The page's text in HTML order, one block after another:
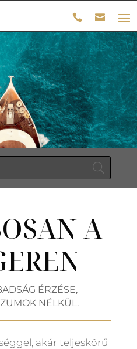
A
ÉRZÉSE,
NÉLKÜL.
akár teljeskörű